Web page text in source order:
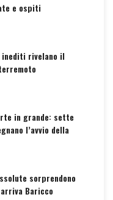
e ospiti
rivelano il
in grande: sette
l’avvio della
sorprendono
Baricco